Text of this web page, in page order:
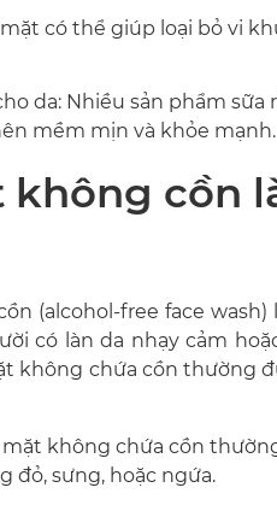
có thể giúp loại bỏ vi
da: Nhiều sản phẩm
mềm mịn và khỏe mạnh.
không cồn
(alcohol-free face
có làn da nhạy cảm
không chứa cồn thường
mặt không chứa cồn
đỏ, sưng, hoặc ngứa.